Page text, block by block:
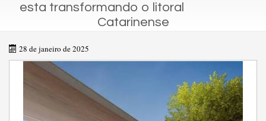
esta transformando o litoral
Catarinense
28 de janeiro de 2025